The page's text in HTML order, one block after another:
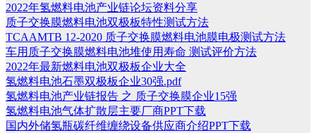
2022年氢燃料电池产业链论坛资料分享
质子交换膜燃料电池双极板特性测试方法
TCAAMTB 12-2020 质子交换膜燃料电池膜电极测试方法
车用质子交换膜燃料电池堆使用寿命 测试评价方法
2022年最新燃料电池双极板企业大全
氢燃料电池石墨双极板企业30强.pdf
氢燃料电池产业链报告 之 质子交换膜企业15强
氢燃料电池气体扩散层主要厂商PPT下载
国内外储氢瓶碳纤维缠绕设备供应商介绍PPT下载